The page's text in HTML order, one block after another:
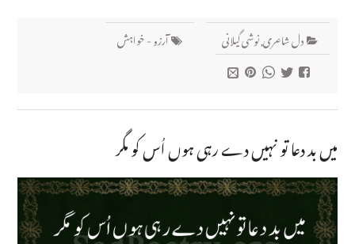
دل شاعری,نوشی گیلانی آرزو - خواہش
میں بد دعا تو نہیں دے رہی ہوں اُس کو مگر